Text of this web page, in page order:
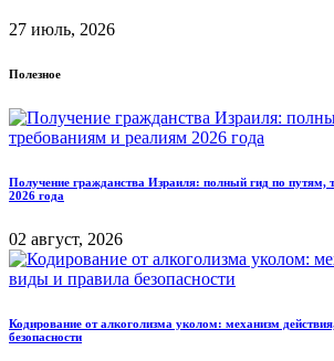
27 июль, 2026
Полезное
Получение гражданства Израиля: полный гид по путям,
2026 года
02 август, 2026
Кодирование от алкоголизма уколом: механизм
безопасности